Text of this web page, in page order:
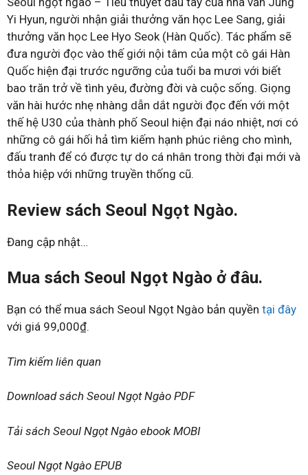
Yi Hyun, người nhận giải thưởng văn học Lee Sang, giải
thưởng văn học Lee Hyo Seok (Hàn Quốc). Tác phẩm sẽ
đưa người đọc vào thế giới nội tâm của một cô gái Hàn
Quốc hiện đại trước ngưỡng của tuổi ba mươi với biết
bao trăn trở về tình yêu, đường đời và cuộc sống. Giọng
văn hài hước nhẹ nhàng dẫn dắt người đọc đến với một
thế hệ U30 của thành phố Seoul hiện đại náo nhiệt, nơi có
những cô gái hối hả tìm kiếm hạnh phúc riêng cho mình,
đấu tranh để có được tự do cá nhân trong thời đại mới và
thỏa hiệp với những truyền thống cũ.
Review sách Seoul Ngọt Ngào.
Đang cập nhật…
Mua sách Seoul Ngọt Ngào ở đâu.
Bạn có thể mua sách Seoul Ngọt Ngào bản quyền tại đây
với giá 99,000₫.
Tìm kiếm liên quan
Download sách Seoul Ngọt Ngào PDF
Tải sách Seoul Ngọt Ngào ebook MOBI
Seoul Ngọt Ngào EPUB